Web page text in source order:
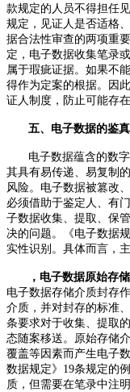
款规定的人员不得担任
规定，见证人是否适格
据合法性审查的两项重
定，电子数据收集笔录
属于瑕疵证据。如果不
得作为定案的根据。因
证人制度，防止可能存
五、电子数据的鉴
电子数据蕴含的数
其具有易传递、易复制
风险。电子数据被篡改
必须借助于鉴定人、有
子数据收集、提取、保
决的问题。《电子数据
实性识别。具体而言，
，电子数据原始存
电子数据存储介质封存
介质，并对封存的标准
条要求对于收集、提取
态随案移送。原始存储
覆盖等因素而产生电子
数据规定》 19条规定的
质，但需要在笔录中注